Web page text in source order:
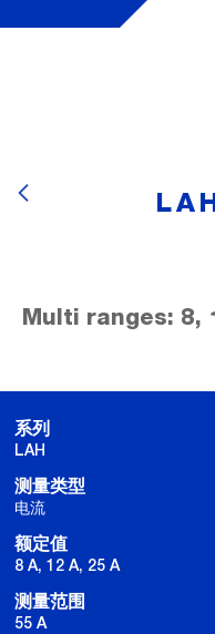
Multi ranges: 8,
系列
LAH
测量类型
电流
额定值
8 A, 12 A, 25 A
测量范围
55 A